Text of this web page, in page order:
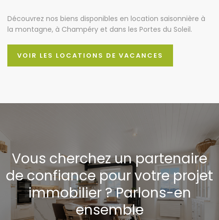
Découvrez nos biens disponibles en location saisonnière à
la montagne, à Champéry et dans les Portes du Soleil.
VOIR LES LOCATIONS DE VACANCES
Vous cherchez un partenaire
de confiance pour votre projet
immobilier ? Parlons-en
ensemble